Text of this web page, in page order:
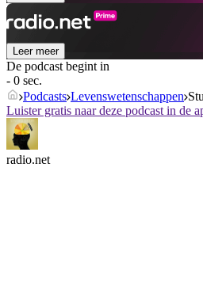
Leer meer
De podcast begint in
- 0 sec.
Podcasts Levenswetenschappen
Luister gratis naar deze podcast in de
radio.net